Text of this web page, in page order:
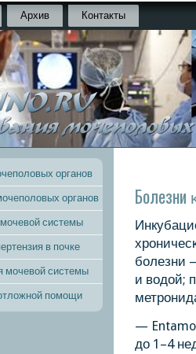
Архив Контакты
органов
органов
системы
в почке
мочевой системы
помощи
Болезни
бοлезни
и водой;
—
до 1–4